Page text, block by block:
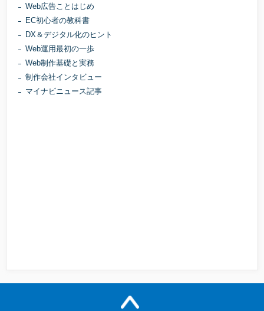
Web広告ことはじめ
EC初心者の教科書
DX＆デジタル化のヒント
Web運用最初の一歩
Web制作基礎と実務
制作会社インタビュー
マイナビニュース記事